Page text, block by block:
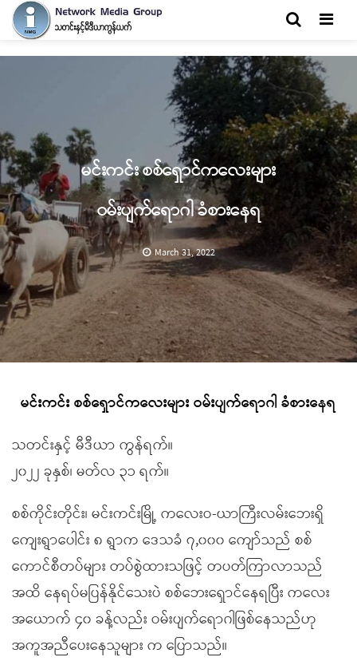
မင်းကင်း စစ်ရှောင်ကလေးများ
ဝမ်းပျက်ရောဂါ ခံစားနေရ
March 31, 2022
မင်းကင်း စစ်ရှောင်ကလေးများ ဝမ်းပျက်ရောဂါ ခံစားနေရ
သတင်းနှင့် မီဒီယာ ကွန်ရက်။
၂၀၂၂ ခုနှစ်၊ မတ်လ ၃၁ ရက်။
စစ်ကိုင်းတိုင်း၊ မင်းကင်းမြို့ ကလေးဝ-ယာကြီးလမ်းဘေးရှိ
ကျေးရွာပေါင်း ၈ ရွာက ဒေသခံ ၇,၀၀၀ ကျော်သည် စစ်
ကောင်စီတပ်များ တပ်စွဲထားသဖြင့် တပတ်ကြာလာသည်
အထိ နေရပ်မပြန်နိုင်သေးပဲ စစ်ဘေးရှောင်နေရပြီး ကလေး
အယောက် ၄၀ ခန့်လည်း ဝမ်းပျက်ရောဂါဖြစ်နေသည်ဟု
အကူအညီပေးနေသူများ က ပြောသည်။